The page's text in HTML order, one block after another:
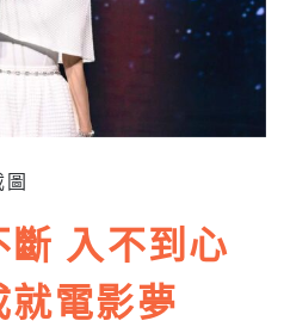
入不到心
電影夢